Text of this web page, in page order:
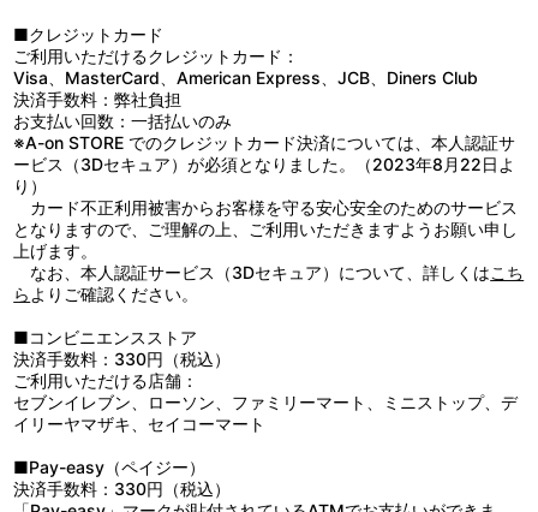
それをそっと胸にしまい込む……。
昭和20年3月、軍港のあった呉は大規模な空襲に見舞われる。そ
の日から空襲はたび重なり、すずも大切なものを失ってしまう。そ
して、昭和20年の夏がやってくる――。
■クレジットカード
ご利用いただけるクレジットカード：
Visa、MasterCard、American Express、JCB、Diners Club
決済手数料：弊社負担
お支払い回数：一括払いのみ
※A-on STORE でのクレジットカード決済については、本人認証サ
ービス（3Dセキュア）が必須となりました。（2023年8月22日よ
り）
カード不正利用被害からお客様を守る安心安全のためのサービス
となりますので、ご理解の上、ご利用いただきますようお願い申し
上げます。
なお、本人認証サービス（3Dセキュア）について、詳しくはこち
ら よりご確認ください。
■コンビニエンスストア
決済手数料：330円（税込）
ご利用いただける店舗：
セブンイレブン、ローソン、ファミリーマート、ミニストップ、デ
イリーヤマザキ、セイコーマート
■Pay-easy（ペイジー）
決済手数料：330円（税込）